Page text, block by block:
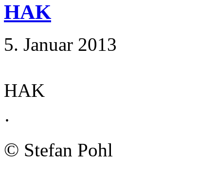
HAK
5. Januar 2013
HAK
·
© Stefan Pohl